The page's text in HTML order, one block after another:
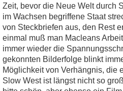
Zeit, bevor die Neue Welt durch
im Wachsen begriffene Staat
von Steckbriefen aus, den Rest
einmal muß man Macleans
immer wieder die
gekonnten Bilderfolge blinkt
Möglichkeit von Verhängnis, die
Slow West ist längst nicht so